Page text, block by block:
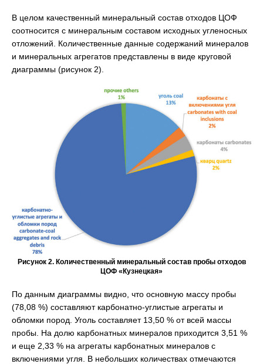
В целом качественный минеральный состав отходов ЦОФ
соотносится с минеральным составом исходных угленосных
отложений. Количественные данные содержаний минералов
и минеральных агрегатов представлены в виде круговой
диаграммы (рисунок 2).
Рисунок 2. Количественный минеральный состав пробы отходов
ЦОФ «Кузнецкая»
По данным диаграммы видно, что основную массу пробы
(78,08 %) составляют карбонатно-углистые агрегаты и
обломки пород. Уголь составляет 13,50 % от всей массы
пробы. На долю карбонатных минералов приходится 3,51 %
и еще 2,33 % на агрегаты карбонатных минералов с
включениями угля. В небольших количествах отмечаются